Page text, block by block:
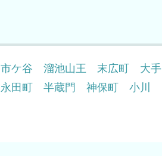
市ケ谷 溜池山王 末広町
大手
永田町 半蔵門 神保町
小川